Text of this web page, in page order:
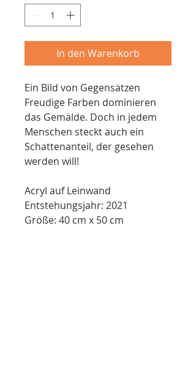
In den Warenkorb
Ein Bild von Gegensätzen
Freudige Farben dominieren
das Gemälde. Doch in jedem
Menschen steckt auch ein
Schattenanteil, der gesehen
werden will!
Acryl auf Leinwand
Entstehungsjahr: 2021
Größe: 40 cm x 50 cm